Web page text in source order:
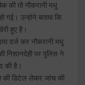
की तो नौकरानी मधु
गई। उन्होने बताया कि
हुए है।
दर्ज कर नौकरानी मधु
निशानदेही पर पुलिस ने
की है।
की डिटेल लेकर जांच की